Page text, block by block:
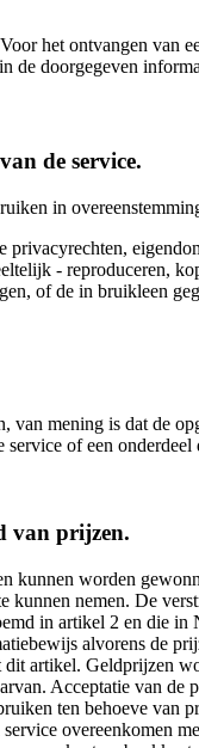
het ontvangen van
de doorgegeven
de service.
in
- reproduceren,
of de in bruikleen
van mening is dat de
of een
van prijzen.
kunnen worden
kunnen nemen. De
in artikel 2 en die
alvorens de
artikel. Geldprijzen
Acceptatie van
ten behoeve van
overeenkomen